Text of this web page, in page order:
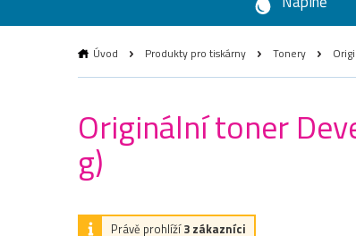
Úvod Produkty pro tiskárny Tonery
Originální toner
g)
Právě prohlíží3 zákazníci